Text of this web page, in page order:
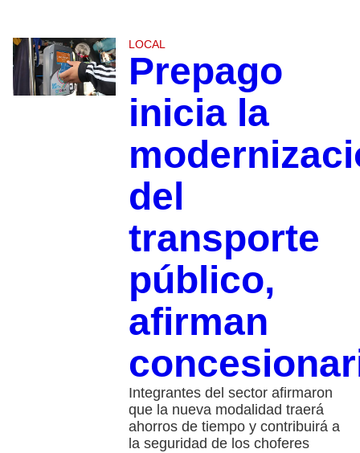
LOCAL
Prepago
inicia la
del
transporte
público,
afirman
Integrantes del sector afirmaron
que la nueva modalidad traerá
ahorros de tiempo y contribuirá a
la seguridad de los choferes